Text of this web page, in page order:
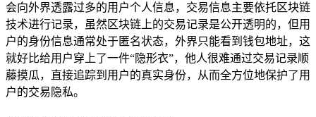
会向外界透露过多的用户个人信息，交易信息主要依托区块链
技术进行记录，虽然区块链上的交易记录是公开透明的，但用
户的身份信息通常处于匿名状态，外界只能看到钱包地址，这
就好比给用户穿上了一件“隐形衣”，他人很难通过交易记录顺
藤摸瓜，直接追踪到用户的真实身份，从而全方位地保护了用
户的交易隐私。